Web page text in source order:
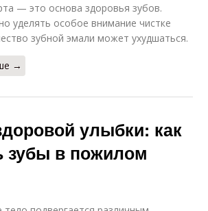
— это основа здоровья зубов.
уделять особое внимание чистке
зубной эмали может ухудшаться.
→
улыбки: как
зубы в пожилом